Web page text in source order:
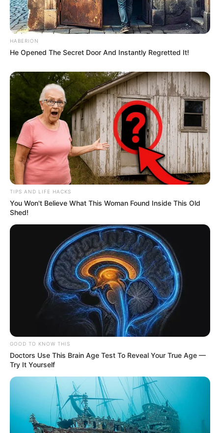
HABERION
He Opened The Secret Door And Instantly Regretted It!
TIPS AND LIFE HACKS
You Won't Believe What This Woman Found Inside This Old
Shed!
GOOD TO KNOW THIS
Doctors Use This Brain Age Test To Reveal Your True Age —
Try It Yourself